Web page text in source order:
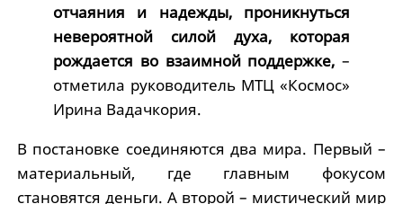
отчаяния и надежды, проникнуться
невероятной силой духа, которая
рождается во взаимной поддержке, –
отметила руководитель МТЦ «Космос»
Ирина Вадачкория.
В постановке соединяются два мира. Первый –
материальный, где главным фокусом
становятся деньги. А второй – мистический мир